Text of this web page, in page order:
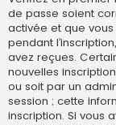
de passe soient
activée et que
pendant
avez reçues.
nouvelles
ou soit par un
session ; cette
inscription. Si vous